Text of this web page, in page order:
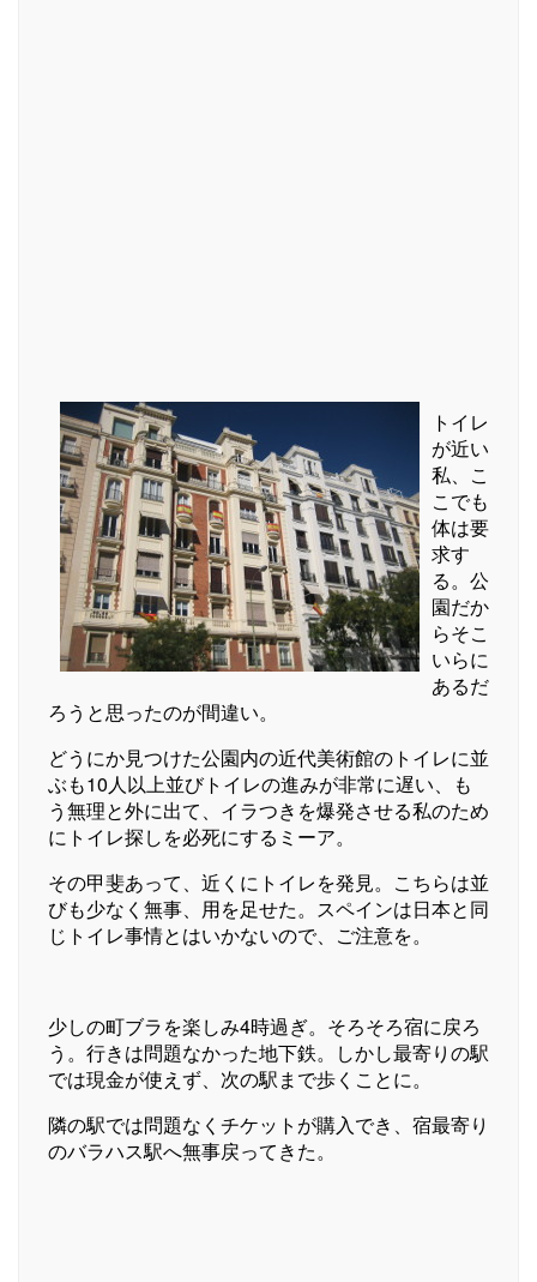
トイレ
が近い
私、こ
こでも
体は要
求す
る。公
園だか
らそこ
いらに
あるだ
ろうと思ったのが間違い。
どうにか見つけた公園内の近代美術館のトイレに並
ぶも10人以上並びトイレの進みが非常に遅い、も
う無理と外に出て、イラつきを爆発させる私のため
にトイレ探しを必死にするミーア。
その甲斐あって、近くにトイレを発見。こちらは並
びも少なく無事、用を足せた。スペインは日本と同
じトイレ事情とはいかないので、ご注意を。
少しの町ブラを楽しみ4時過ぎ。そろそろ宿に戻ろ
う。行きは問題なかった地下鉄。しかし最寄りの駅
では現金が使えず、次の駅まで歩くことに。
隣の駅では問題なくチケットが購入でき、宿最寄り
のバラハス駅へ無事戻ってきた。